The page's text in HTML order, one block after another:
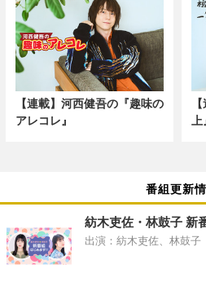
【連載】河西健吾の『趣味の
アレコレ』
上
番組更新
紡木吏佐・林鼓子 新
出演：紡木吏佐、林鼓子